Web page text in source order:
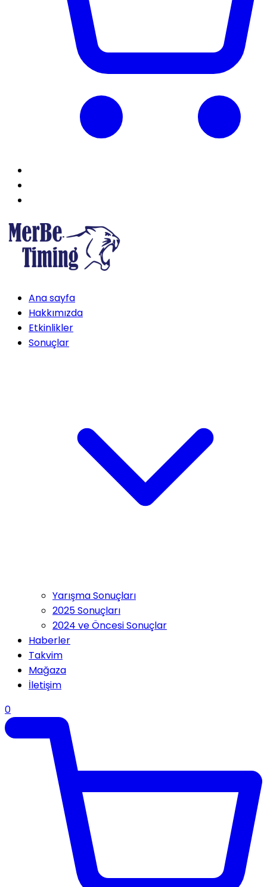
Ana sayfa
Hakkımızda
Etkinlikler
Sonuçlar
Yarışma Sonuçları
2025 Sonuçları
2024 ve Öncesi Sonuçlar
Haberler
Takvim
Mağaza
İletişim
0